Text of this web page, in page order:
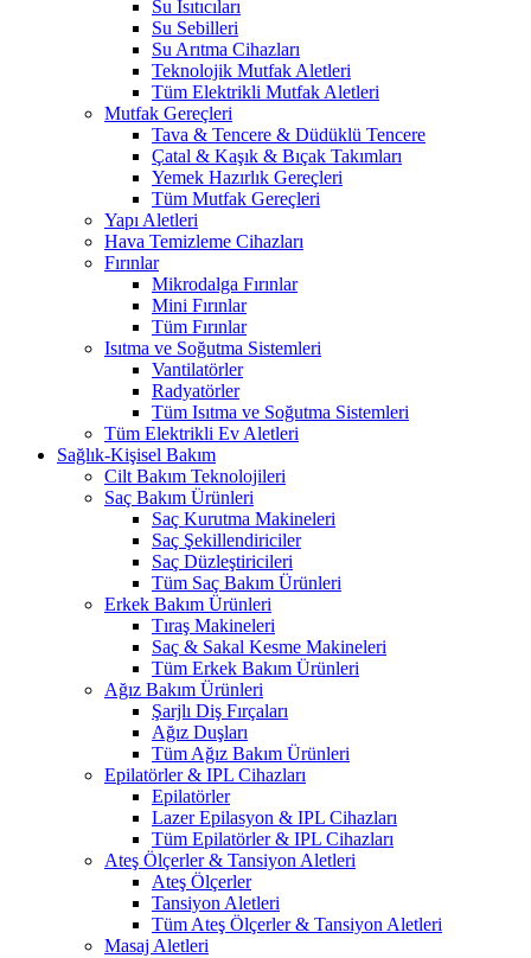
Su Isıtıcıları
Su Sebilleri
Su Arıtma Cihazları
Teknolojik Mutfak Aletleri
Tüm Elektrikli Mutfak Aletleri
Mutfak Gereçleri
Tava & Tencere & Düdüklü Tencere
Çatal & Kaşık & Bıçak Takımları
Yemek Hazırlık Gereçleri
Tüm Mutfak Gereçleri
Yapı Aletleri
Hava Temizleme Cihazları
Fırınlar
Mikrodalga Fırınlar
Mini Fırınlar
Tüm Fırınlar
Isıtma ve Soğutma Sistemleri
Vantilatörler
Radyatörler
Tüm Isıtma ve Soğutma Sistemleri
Tüm Elektrikli Ev Aletleri
Sağlık-Kişisel Bakım
Cilt Bakım Teknolojileri
Saç Bakım Ürünleri
Saç Kurutma Makineleri
Saç Şekillendiriciler
Saç Düzleştiricileri
Tüm Saç Bakım Ürünleri
Erkek Bakım Ürünleri
Tıraş Makineleri
Saç & Sakal Kesme Makineleri
Tüm Erkek Bakım Ürünleri
Ağız Bakım Ürünleri
Şarjlı Diş Fırçaları
Ağız Duşları
Tüm Ağız Bakım Ürünleri
Epilatörler & IPL Cihazları
Epilatörler
Lazer Epilasyon & IPL Cihazları
Tüm Epilatörler & IPL Cihazları
Ateş Ölçerler & Tansiyon Aletleri
Ateş Ölçerler
Tansiyon Aletleri
Tüm Ateş Ölçerler & Tansiyon Aletleri
Masaj Aletleri